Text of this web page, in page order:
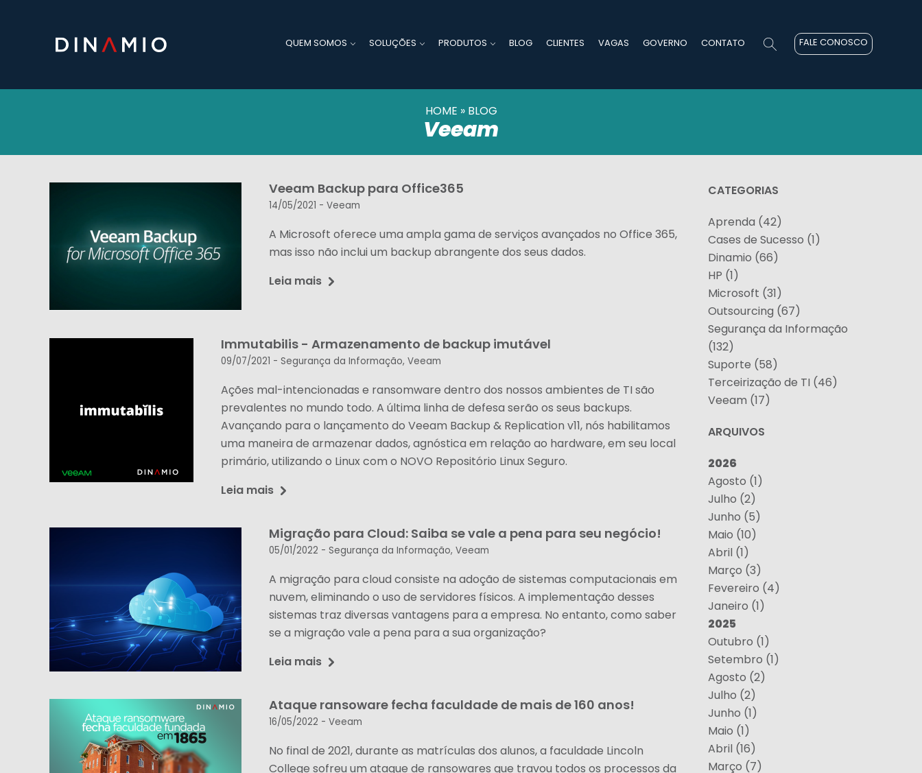
QUEM SOMOS SOLUÇÕES PRODUTOS BLOG CLIENTES VAGAS GOVERNO CONTATO FALE CONOSCO
HOME »BLOG
Veeam
CATEGORIAS
Aprenda (42)
Cases de Sucesso (1)
Dinamio (66)
HP (1)
Microsoft (31)
Outsourcing (67)
Segurança da Informação
(132)
Suporte (58)
Terceirização de TI (46)
Veeam (17)
ARQUIVOS
2026
Agosto (1)
Julho (2)
Junho (5)
Maio (10)
Abril (1)
Março (3)
Fevereiro (4)
Janeiro (1)
2025
Outubro (1)
Setembro (1)
Agosto (2)
Julho (2)
Junho (1)
Maio (1)
Abril (16)
Março (7)
Veeam Backup para Office365
14/05/2021 - Veeam
A Microsoft oferece uma ampla gama de serviços avançados no Office 365,
mas isso não inclui um backup abrangente dos seus dados.
Leia mais
Immutabilis - Armazenamento de backup imutável
09/07/2021 - Segurança da Informação, Veeam
Ações mal-intencionadas e ransomware dentro dos nossos ambientes de TI são
prevalentes no mundo todo. A última linha de defesa serão os seus backups.
Avançando para o lançamento do Veeam Backup & Replication v11, nós habilitamos
uma maneira de armazenar dados, agnóstica em relação ao hardware, em seu local
primário, utilizando o Linux com o NOVO Repositório Linux Seguro.
Leia mais
Migração para Cloud: Saiba se vale a pena para seu negócio!
05/01/2022 - Segurança da Informação, Veeam
A migração para cloud consiste na adoção de sistemas computacionais em
nuvem, eliminando o uso de servidores físicos. A implementação desses
sistemas traz diversas vantagens para a empresa. No entanto, como saber
se a migração vale a pena para a sua organização?
Leia mais
Ataque ransoware fecha faculdade de mais de 160 anos!
16/05/2022 - Veeam
No final de 2021, durante as matrículas dos alunos, a faculdade Lincoln
College sofreu um ataque de ransowares que travou todos os processos da